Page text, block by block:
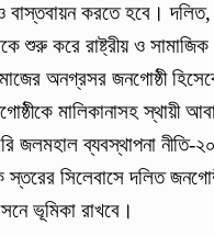
করতে হবে। দলিত,
শুরু করে রাষ্ট্রীয় ও সামাজিক
অনগ্রসর জনগোষ্ঠী
মালিকানাসহ স্থায়ী
জলমহাল ব্যবস্থাপনা
স্তরের সিলেবাসে দলিত
ভূমিকা রাখবে।